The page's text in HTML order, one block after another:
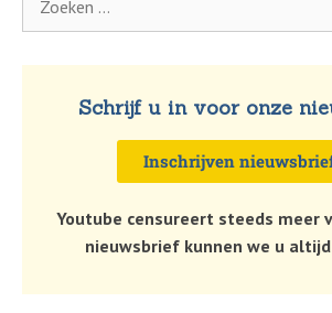
Schrijf u in voor onze
Inschrijven
Youtube censureert steeds meer
nieuwsbrief kunnen we u